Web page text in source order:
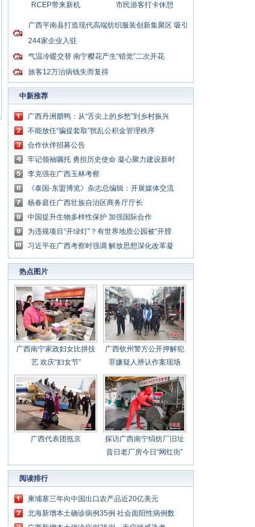
RCEP带来新机
市民游客打卡休憩
广西平南县打造现代高端纺织服装创新集聚区 吸引
244家企业入驻
气温冷暖交替 南宁樱花产生“错觉”二次开花
旅客12万治病钱失而复得
中新推荐
广西丹洲腊鸭：从“舌尖上的乡愁”到乡村振兴
的“利器”
不能放任“骗提套取”扰乱公积金管理秩序
合作伙伴招募公告
牢记领袖嘱托 勇担历史使命 凝心聚力建设新时
代中国特色社会主义壮美广西
李克强在广西玉林考察
《泰国-东盟博览》杂志总编辑：开展媒体交流
讲好中国与东盟合作故事
杨春庭任广西壮族自治区商务厅厅长
中国提升生物多样性保护 加强国际合作
为违规项目“开绿灯”？有世界地质公园被“开膛
破肚”
习近平在广西考察时强调 解放思想深化改革凝
心聚力担当实干 建设新时代中国特色社会主义
壮美
热点图片
广西南宁家政妇女比拼技
艺 欢庆“妇女节”
广西钦州警方公开押解犯
罪嫌疑人辨认作案现场
广西代表团抵京
探访广西南宁绢纺厂旧址
昔日老厂房今日“网红街”
阅读排行
柬埔寨三年向中国出口农产品近20亿美元
北海新增本土确诊病例35例 社会面阳性病例数